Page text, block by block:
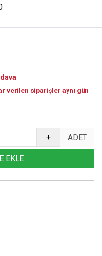
verilen siparişler aynı gün
+
EKLE